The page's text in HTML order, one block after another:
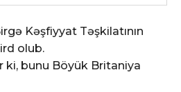
Kəşfiyyat Təşkilatının
olub.
ki, bunu Böyük Britaniya